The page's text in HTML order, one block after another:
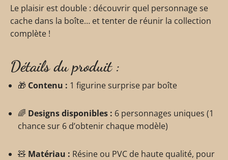
Le plaisir est double : découvrir quel personnage se
cache dans la boîte… et tenter de réunir la collection
complète !
Détails du produit :
🎁 Contenu : 1 figurine surprise par boîte
🌈 Designs disponibles : 6 personnages uniques (1
chance sur 6 d’obtenir chaque modèle)
🧸 Matériau : Résine ou PVC de haute qualité, pour